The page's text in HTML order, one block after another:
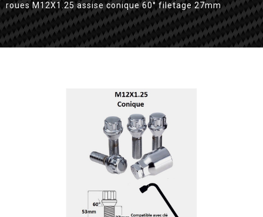
roues M12X1.25 assise conique 60° filetage 27mm